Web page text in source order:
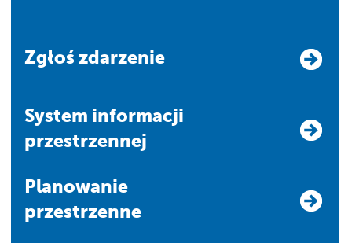
Zgłoś zdarzenie
system informacji
przestrzennej
Planowanie
przestrzenne